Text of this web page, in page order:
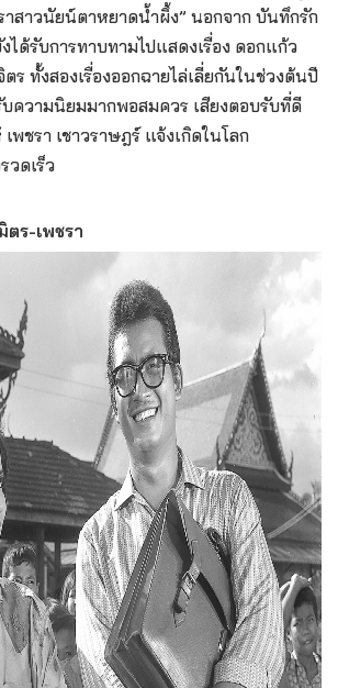
าสาวนัยน์ตาหยาดน้ำผึ้ง” นอกจาก บันทึกรัก
ได้รับการทาบทามไปแสดงเรื่อง ดอกแก้ว
ร ทั้งสองเรื่องออกฉายไล่เลี่ยกันในช่วงต้นปี
ความนิยมมากพอสมควร เสียงตอบรับที่ดี
พชรา เชาวราษฎร์ แจ้งเกิดในโลก
วดเร็ว
ร-เพชรา